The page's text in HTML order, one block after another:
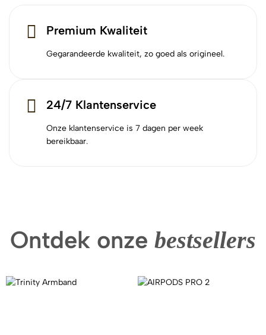
Premium Kwaliteit
Gegarandeerde kwaliteit, zo goed als origineel.
24/7 Klantenservice
Onze klantenservice is 7 dagen per week
bereikbaar.
Ontdek onze bestsellers